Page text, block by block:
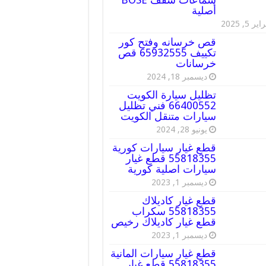
أصلية
5, 2025
قص خرسانه وفتح كور
تكييف 65932555 قص
خرسانات
ديسمبر 18, 2024
تظليل سيارة الكويت
66400552 فني تظليل
سيارات متنقل الكويت
يونيو 28, 2024
قطع غيار سيارات كورية
55818355 قطع غيار
سيارات اصلية كورية
ديسمبر 1, 2023
قطع غيار كاديلاك
55818355 سكراب
قطع غيار كاديلاك رخيص
ديسمبر 1, 2023
قطع غيار سيارات المانية